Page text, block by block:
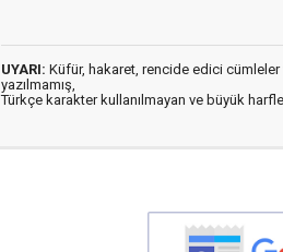
UYARI: Küfür, hakaret, rencide edici cümleler
yazılmamış,
Türkçe karakter kullanılmayan ve büyük